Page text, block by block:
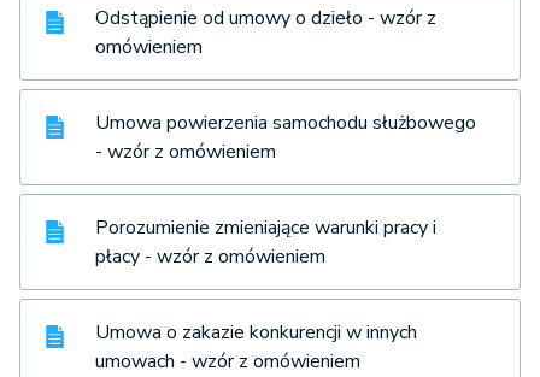
Odstąpienie od umowy o dzieło - wzór z
omówieniem
Umowa powierzenia samochodu służbowego
- wzór z omówieniem
Porozumienie zmieniające warunki pracy i
płacy - wzór z omówieniem
Umowa o zakazie konkurencji w innych
umowach - wzór z omówieniem